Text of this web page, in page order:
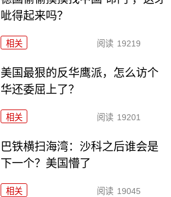
呲得起来吗？
相关 阅读 19219
美国最狠的反华鹰派，怎么访个
华还委屈上了？
相关 阅读 19201
巴铁横扫海湾：沙科之后谁会是
下一个？美国懵了
相关 阅读 19045